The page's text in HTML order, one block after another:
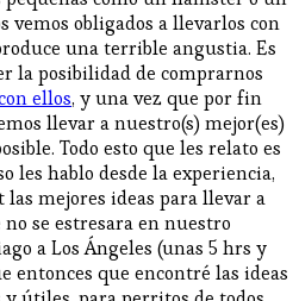
vemos obligados a llevarlos con
una terrible angustia. Es
la posibilidad de comprarnos
ellos, y una vez que por fin
llevar a nuestro(s) mejor(es)
Todo esto que les relato es
les hablo desde la experiencia,
mejores ideas para llevar a
no se estresara en nuestro
a Los Ángeles (unas 5 hrs y
entonces que encontré las ideas